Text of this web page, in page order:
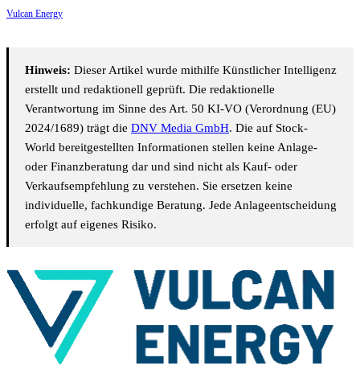
Vulcan Energy
Hinweis: Dieser Artikel wurde mithilfe Künstlicher Intelligenz
erstellt und redaktionell geprüft. Die redaktionelle
Verantwortung im Sinne des Art. 50 KI-VO (Verordnung (EU)
2024/1689) trägt die DNV Media GmbH. Die auf Stock-
World bereitgestellten Informationen stellen keine Anlage-
oder Finanzberatung dar und sind nicht als Kauf- oder
Verkaufsempfehlung zu verstehen. Sie ersetzen keine
individuelle, fachkundige Beratung. Jede Anlageentscheidung
erfolgt auf eigenes Risiko.